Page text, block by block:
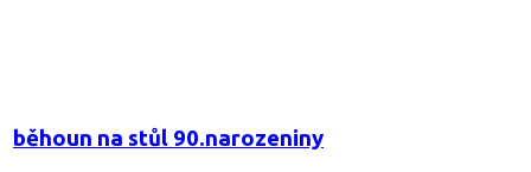
běhoun na stůl 90.narozeniny